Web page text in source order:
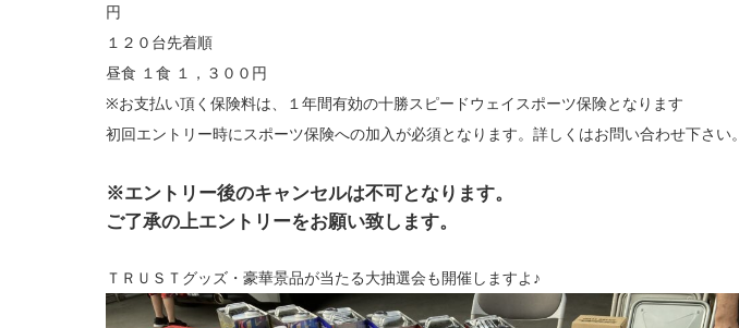
円
１２０台先着順
昼食 １食 １，３００円
※お支払い頂く保険料は、１年間有効の十勝スピードウェイスポーツ保険となります
初回エントリー時にスポーツ保険への加入が必須となります。詳しくはお問い合わせ下さい。
※エントリー後のキャンセルは不可となります。
ご了承の上エントリーをお願い致します。
ＴＲＵＳＴグッズ・豪華景品が当たる大抽選会も開催しますよ♪